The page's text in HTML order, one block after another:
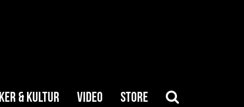
& KULTUR VIDEO STORE